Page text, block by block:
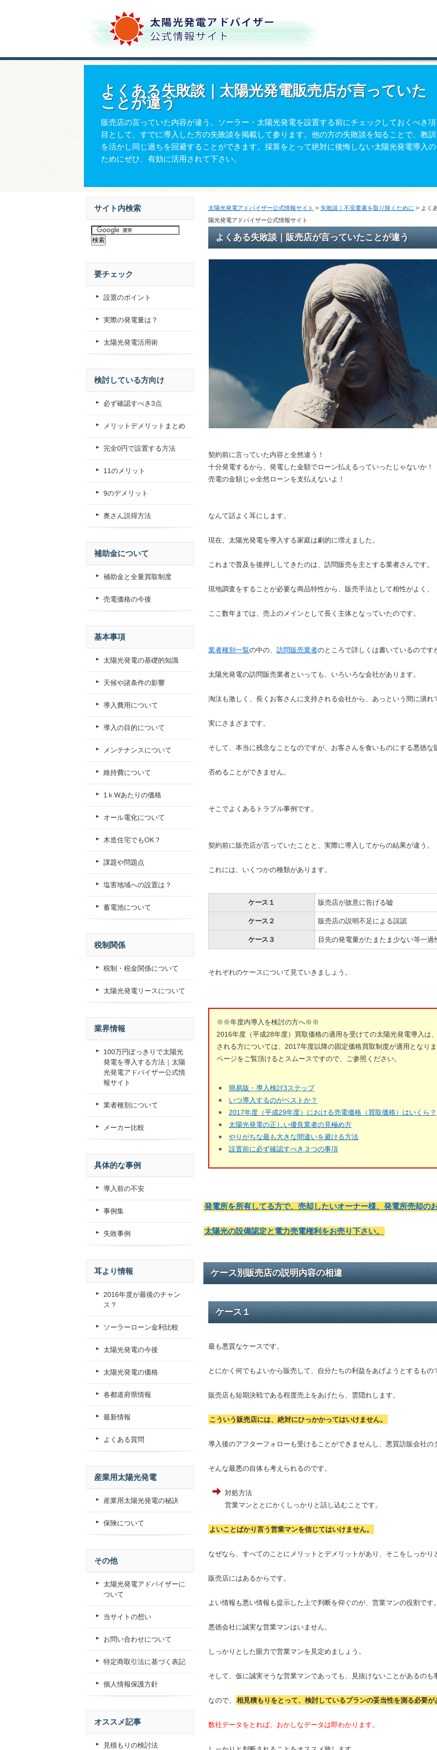
よくある失敗談｜太陽光発電販売店が言っていた
ことが違う
販売店の言っていた内容が違う。ソーラー・太陽光発電を設置する前にチェックしておくべき項
目として、すでに導入した方の失敗談を掲載して参ります。他の方の失敗談を知ることで、教訓
を活かし同じ過ちを回避することができます。採算をとって絶対に後悔しない太陽光発電導入の
ためにぜひ、有効に活用されて下さい。
太陽光発電アドバイザー公式情報サイト ＞ 失敗談｜不安要素を取り除くために ＞ よく
陽光発電アドバイザー公式情報サイト
よくある失敗談｜販売店が言っていたことが違う
契約前に言っていた内容と全然違う！
十分発電するから、発電した金額でローン払えるっていったじゃないか！
売電の金額じゃ全然ローンを支払えないよ！
なんて話よく耳にします。
現在、太陽光発電を導入する家庭は劇的に増えました。
これまで普及を後押ししてきたのは、訪問販売を主とする業者さんです。
現地調査をすることが必要な商品特性から、販売手法として相性がよく、
ここ数年までは、売上のメインとして長く主体となっていたのです。
業者種別一覧の中の、 訪問販売業者のところで詳しくは書いているのです
太陽光発電の訪問販売業者といっても、いろいろな会社があります。
淘汰も激しく、長くお客さんに支持される会社から、あっという間に潰れ
実にさまざまです。
そして、本当に残念なことなのですが、お客さんを食いものにする悪徳な
否めることができません。
そこでよくあるトラブル事例です。
契約前に販売店が言っていたことと、実際に導入してからの結果が違う。
これには、いくつかの種類があります。
ケース１ 販売店が故意に告げる嘘
ケース２ 販売店の説明不足による誤認
ケース３ 目先の発電量がたまたま少ない等一過
それぞれのケースについて見ていきましょう。
※※年度内導入を検討の方へ※※
2016年度（平成28年度）買取価格の適用を受けての太陽光発電導入は
される方については、2017年度以降の固定価格買取制度が適用となり
ページをご覧頂けるとスムースですので、ご参照ください。
簡易版・導入検討3ステップ
いつ導入するのがベストか？
2017年度（平成29年度）における売電価格（買取価格）はいくら？
太陽光発電の正しい優良業者の見極め方
やりがちな最も大きな間違いを避ける方法
設置前に必ず確認すべき３つの事項
発電所を所有してる方で、売却したいオーナー様、発電所売却の
太陽光の設備認定と電力売電権利をお売り下さい。
ケース別販売店の説明内容の相違
ケース１
最も悪質なケースです。
とにかく何でもよいから販売して、自分たちの利益をあげようとするもの
販売店も短期決戦である程度売上をあげたら、雲隠れします。
こういう販売店には、絶対にひっかかってはいけません。
導入後のアフターフォローも受けることができませんし、悪質訪販会社の
そんな最悪の自体も考えられるのです。
対処方法
営業マンととにかくしっかりと話し込むことです。
よいことばかり言う営業マンを信じてはいけません。
なぜなら、すべてのことにメリットとデメリットがあり、そこをしっかり
販売店にはあるからです。
よい情報も悪い情報も提示した上で判断を仰ぐのが、営業マンの役割です
悪徳会社に誠実な営業マンはいません。
しっかりとした眼力で営業マンを見定めましょう。
そして、仮に誠実そうな営業マンであっても、見抜けないことがあるのも
なので、 相見積もりをとって、検討しているプランの妥当性を測る必要が
数社データをとれば、おかしなデータは即わかります。
サイト内検索
要チェック
設置のポイント
実際の発電量は？
太陽光発電活用術
検討している方向け
必ず確認すべき3点
メリットデメリットまとめ
完全0円で設置する方法
11のメリット
9のデメリット
奥さん説得方法
補助金について
補助金と全量買取制度
売電価格の今後
基本事項
太陽光発電の基礎的知識
天候や諸条件の影響
導入費用について
導入の目的について
メンテナンスについて
維持費について
1ｋWあたりの価格
オール電化について
木造住宅でもOK？
課題や問題点
塩害地域への設置は？
蓄電池について
税制関係
税制・税金関係について
太陽光発電リースについて
業界情報
100万円ぽっきりで太陽光
発電を導入する方法｜太陽
光発電アドバイザー公式情
報サイト
業者種別について
メーカー比較
具体的な事例
導入前の不安
事例集
失敗事例
耳より情報
2016年度が最後のチャン
ス？
ソーラーローン金利比較
太陽光発電の今後
太陽光発電の価格
各都道府県情報
最新情報
よくある質問
産業用太陽光発電
産業用太陽光発電の秘訣
保険について
その他
太陽光発電アドバイザーに
ついて
当サイトの想い
お問い合わせについて
特定商取引法に基づく表記
個人情報保護方針
オススメ記事
見積もりの検討法